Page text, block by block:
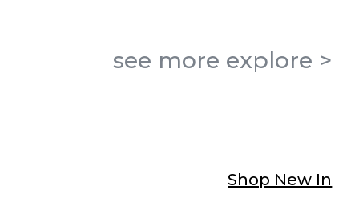
see more explore >
Shop New In